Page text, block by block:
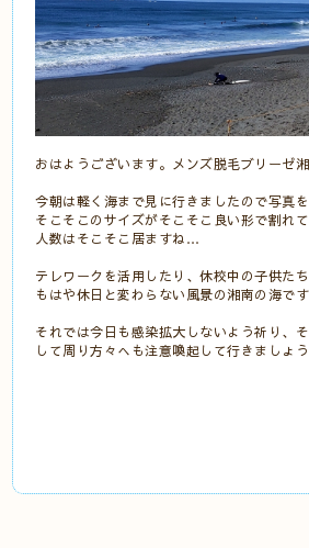
おはようございます。メンズ脱毛ブリーゼ湘
今朝は軽く海まで見に行きましたので写真を
そこそこのサイズがそこそこ良い形で割れて
人数はそこそこ居ますね…
テレワークを活用したり、休校中の子供たち
もはや休日と変わらない風景の湘南の海です
それでは今日も感染拡大しないよう祈り、
して周り方々へも注意喚起して行きましょう